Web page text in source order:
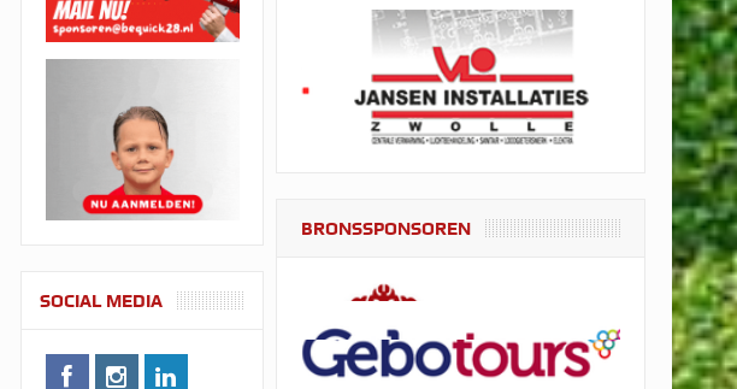
SOCIAL MEDIA
BRONSSPONSOREN